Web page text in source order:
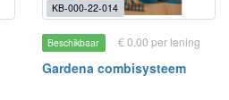
KB-000-22-014
Beschikbaar € 0.00 per lening
Gardena combisysteem